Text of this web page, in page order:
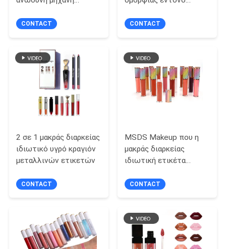
SITEMAP
POLICY
λέιζερ
CONTACT
τρίχας
CONTACT
2 σε 1 μακράς διαρκείας
ιδιωτικό υγρό κραγιόν
μεταλλινών ετικετών
CONTACT
MSDS Makeup που η
μακράς διαρκείας
ιδιωτική ετικέτα
σχολιάζουν
CONTACT